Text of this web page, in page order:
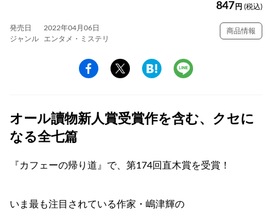
847 円 (税込)
発売日
2022年04月06日
ジャンル
エンタメ・ミステリ
商品情報
オール讀物新人賞受賞作を含む、クセに
なる全七篇
『カフェーの帰り道』で、第174回直木賞を受賞！
いま最も注目されている作家・嶋津輝の